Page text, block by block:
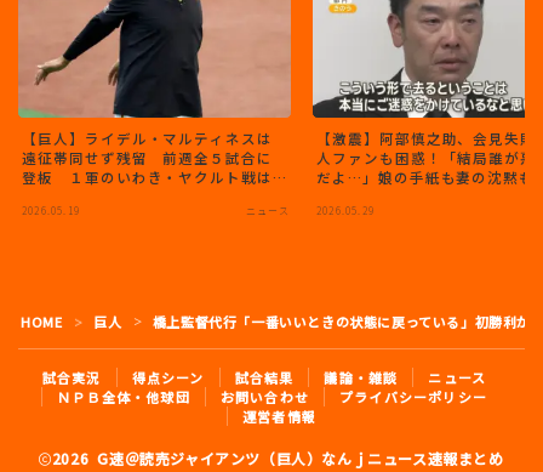
【巨人】ライデル・マルティネスは
遠征帯同せず残留 前週全５試合に
登板 １軍のいわき・ヤクルト戦は
2026.05.19 ニュース
【激震】阿部慎之助、会見失敗
人ファンも困惑！「結局誰が悪
だよ…」娘の手紙も妻の沈黙も
2026.05.29
HOME ＞ 巨人 ＞ 橋上監督代行「一番いいときの状態に戻っている」初勝利
試合実況 得点シーン 試合結果 議論・雑談
ニュース
ＮＰＢ全体・他球団
お問い合わせ
プライバシーポリシー
運営者情報
2026 G速＠読売ジャイアンツ（巨人）なんｊニュース速報まとめ